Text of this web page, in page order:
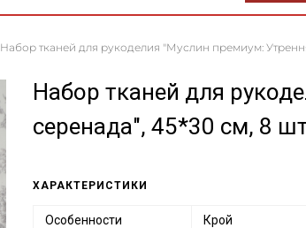
Набор тканей для рукоделия "Муслин премиум:
Набор тканей для
серенада", 45*30 см, 8
ХАРАКТЕРИСТИКИ
Особенности Крой